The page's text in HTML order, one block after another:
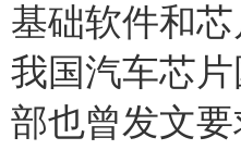
基础软件和
我国汽车芯
部也曾发文